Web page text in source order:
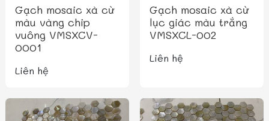
Gạch mosaic xà cừ
màu vàng chip
vuông VMSXCV-
0001
Liên hệ
Gạch mosaic xà cừ
lục giác màu trắng
VMSXCL-002
Liên hệ